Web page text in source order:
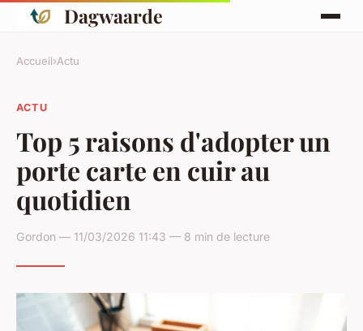
Dagwaarde
Accueil›Actu
ACTU
Top 5 raisons d'adopter un
porte carte en cuir au
quotidien
Gordon — 11/03/2026 11:43 — 8 min de lecture